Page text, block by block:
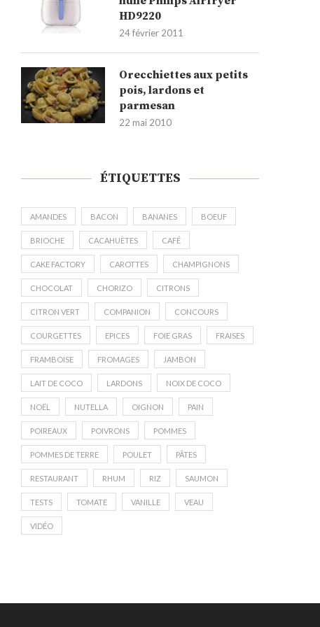
HD9220
24 février 2011
Orecchiettes aux petits
pois, lardons et
parmesan
22 mai 2010
ÉTIQUETTES
AMANDES BACON BANANES BOEUF
BRIOCHE CACAHUÈTES CAFÉ
CAKE FACTORY CAROTTES CHAMPIGNONS
CHOCOLAT CHORIZO CITRONS
CITRON VERT COMPANION CONCOURS
COURGETTES EPICES FOIE GRAS FRAISES
FRAMBOISE FROMAGES JAMBON
LAIT DE COCO LARDONS NOIX DE COCO
NOËL NUTELLA OIGNON PAIN
POIREAUX POIVRONS POMMES
POMMES DE TERRE POULET PÂTES
RESTAURANT RHUM RIZ SAUMON
TESTS TOMATE VANILLE VEAU
VIDÉO